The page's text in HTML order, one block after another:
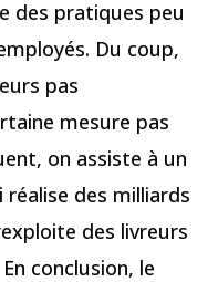
des pratiques peu
Du coup,
pas
mesure pas
on assiste à un
réalise des milliards
des livreurs
En conclusion, le